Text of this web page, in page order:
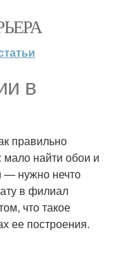
в
правильно
мало найти обои и
— нужно нечто
в филиал
что такое
ее построения.